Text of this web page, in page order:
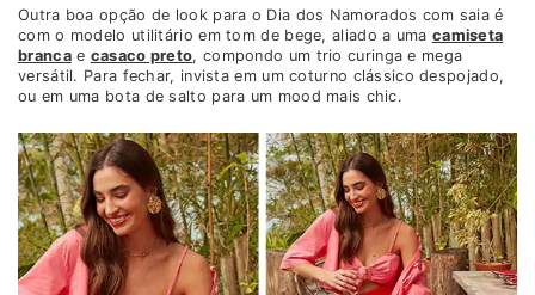
Outra boa opção de look para o Dia dos Namorados com saia é
com o modelo utilitário em tom de bege, aliado a uma camiseta
brancae casaco preto, compondo um trio curinga e mega
versátil. Para fechar, invista em um coturno clássico despojado,
ou em uma bota de salto para um mood mais chic.